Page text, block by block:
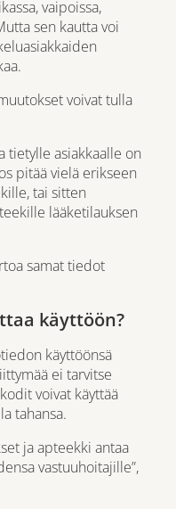
vaipoissa,
sen kautta voi
voivat tulla
tietylle asiakkaalle on
pitää vielä erikseen
tai sitten
lääketilauksen
samat tiedot
käyttöön?
käyttöönsä
ei tarvitse
voivat käyttää
tahansa.
ja apteekki antaa
vastuuhoitajille”,